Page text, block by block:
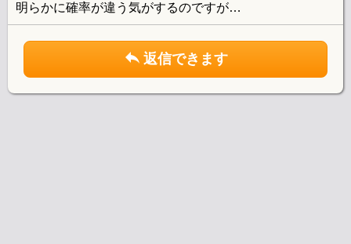
明らかに確率が違う気がするのですが…
返信できます